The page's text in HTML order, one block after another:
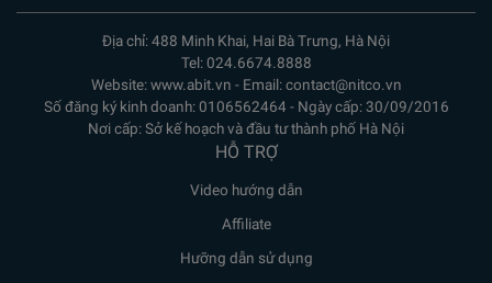
Địa chỉ: 488 Minh Khai, Hai Bà Trưng, Hà Nội
Tel: 024.6674.8888
Website: www.abit.vn - Email: contact@nitco.vn
Số đăng ký kinh doanh: 0106562464 - Ngày cấp: 30/09/2016
Nơi cấp: Sở kế hoạch và đầu tư thành phố Hà Nội
HỖ TRỢ
Video hướng dẫn
Affiliate
Hưỡng dẫn sử dụng